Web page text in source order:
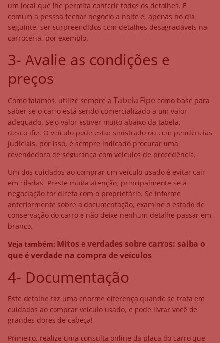
um local que lhe permita conferir todos os detalhes. É
comum a pessoa fechar negócio a noite e, apenas no dia
seguinte, ser surpreendidos com detalhes desagradáveis na
carroceria, por exemplo.
3- Avalie as condições e
preços
Como falamos, utilize sempre a Tabela Fipe como base para
saber se o carro está sendo comercializado a um valor
adequado. Se o valor estiver muito abaixo da tabela,
desconfie. O veículo pode estar sinistrado ou com pendências
judiciais, por isso, é sempre indicado procurar uma
revendedora de segurança com veículos de procedência.
Um dos cuidados ao comprar um veículo usado é evitar cair
em ciladas. Preste muita atenção, principalmente se a
negociação for direta com o proprietário. Se informe
anteriormente sobre a documentação, examine o estado de
conservação do carro e não deixe nenhum detalhe passar em
branco.
Veja também: Mitos e verdades sobre carros: saiba o
que é verdade na compra de veículos
4- Documentação
Este detalhe faz uma enorme diferença quando se trata em
cuidados ao comprar veículo usado, e pode livrar você de
grandes dores de cabeça!
Primeiro, realize uma consulta online da placa do carro que